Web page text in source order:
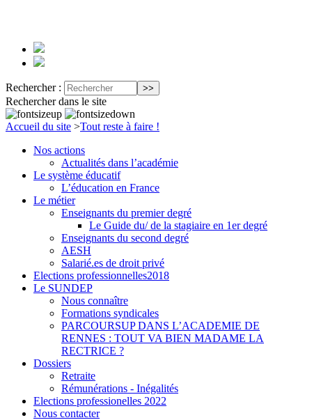
Rechercher :
Rechercher dans le site
Accueil du site >Tout reste à faire !
Nos actions
Actualités dans l’académie
Le système éducatif
L’éducation en France
Le métier
Enseignants du premier degré
Le Guide du/ de la stagiaire en 1er degré
Enseignants du second degré
AESH
Salarié.es de droit privé
Elections professionnelles2018
Le SUNDEP
Nous connaître
Formations syndicales
PARCOURSUP DANS L’ACADEMIE DE
RENNES : TOUT VA BIEN MADAME LA
RECTRICE ?
Dossiers
Retraite
Rémunérations - Inégalités
Elections professionelles 2022
Nous contacter